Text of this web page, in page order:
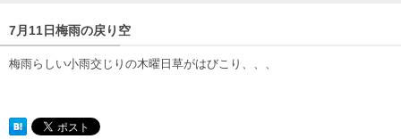
7月11日梅雨の戻り空
梅雨らしい小雨交じりの木曜日草がはびこり、、、